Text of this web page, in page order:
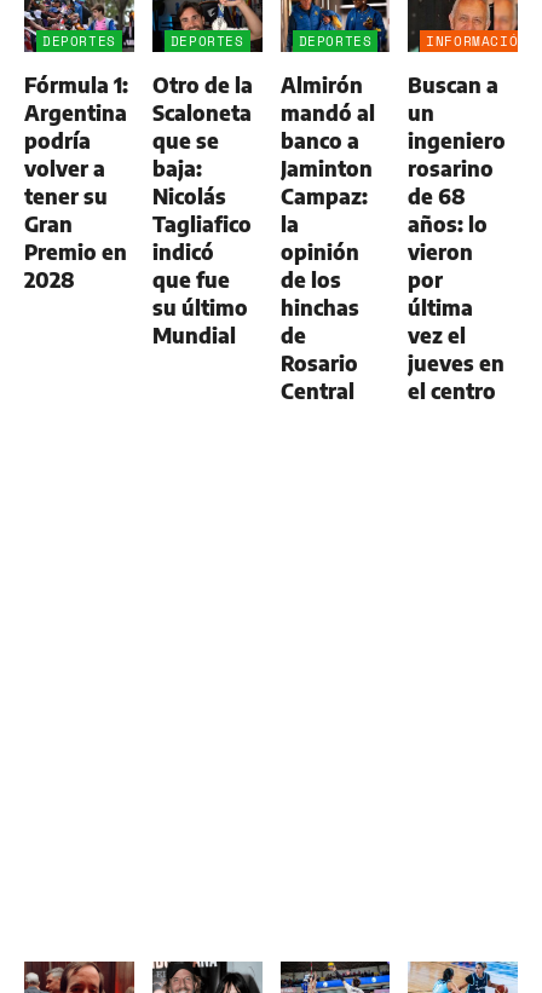
DEPORTES
Fórmula 1:
Argentina
podría
volver a
tener su
Gran
Premio en
2028
DEPORTES
Otro de la
Scaloneta
que se
baja:
Nicolás
Tagliafico
indicó
que fue
su último
Mundial
DEPORTES
Almirón
mandó al
banco a
Jaminton
Campaz:
la
opinión
de los
hinchas
de
Rosario
Central
INFORMACIÓN
Buscan a
un
ingeniero
rosarino
de 68
años: lo
vieron
por
última
vez el
jueves en
el centro